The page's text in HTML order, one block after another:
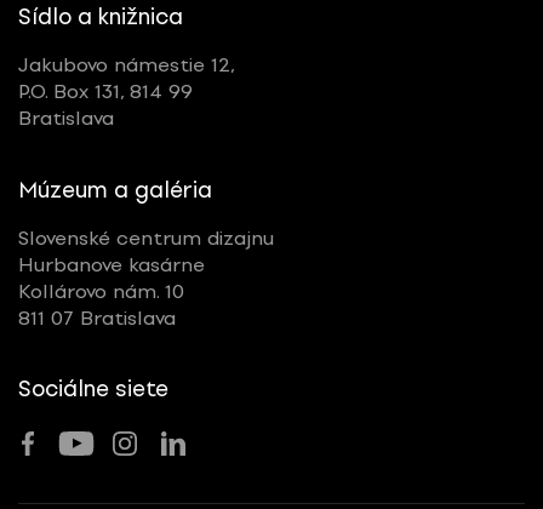
Sídlo a knižnica
Jakubovo námestie 12,
P.O. Box 131, 814 99
Bratislava
Múzeum a galéria
Slovenské centrum dizajnu
Hurbanove kasárne
Kollárovo nám. 10
811 07 Bratislava
Sociálne siete